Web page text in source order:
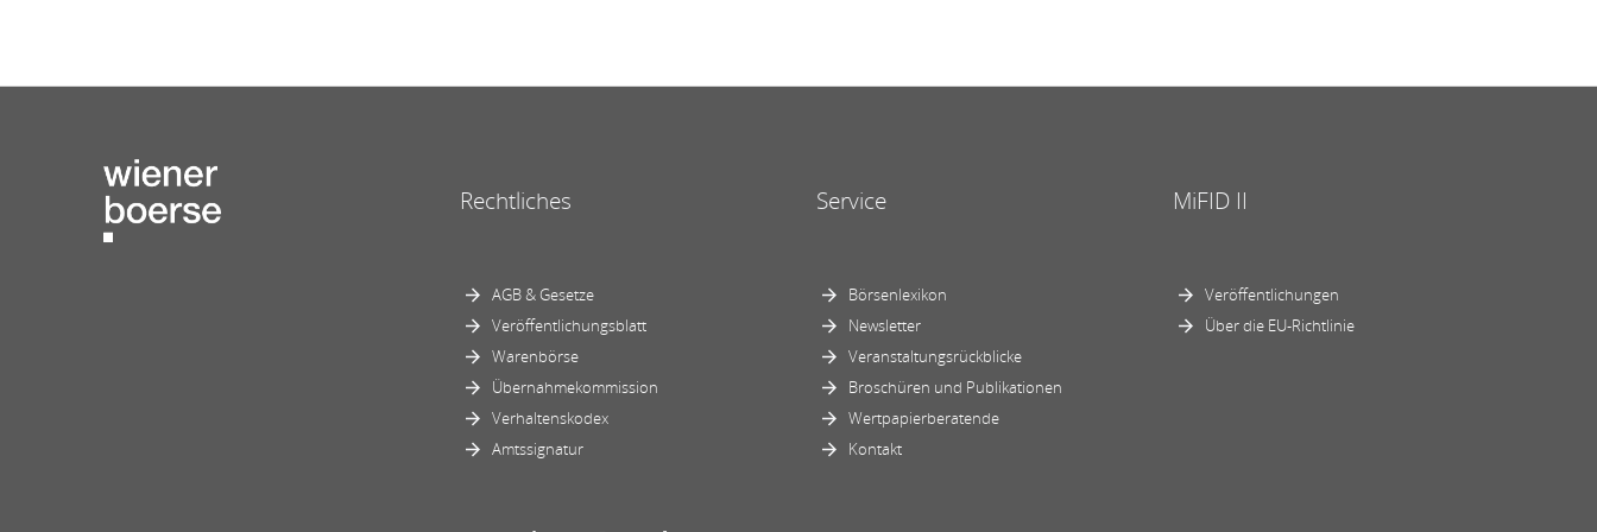
Rechtliches
AGB & Gesetze
Veröffentlichungsblatt
Warenbörse
Übernahmekommission
Verhaltenskodex
Amtssignatur
Service
Börsenlexikon
Newsletter
Veranstaltungsrückblicke
Broschüren und Publikationen
Wertpapierberatende
Kontakt
MiFID II
Veröffentlichungen
Über die EU-Richtlinie